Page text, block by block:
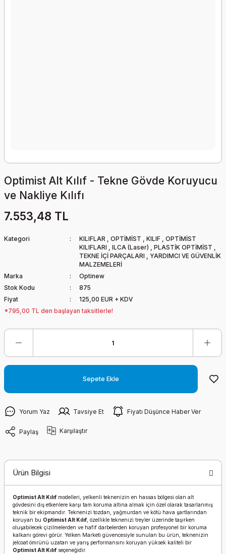
Optimist Alt Kılıf - Tekne Gövde Koruyucu
ve Nakliye Kılıfı
7.553,48 TL
Kategori KILIFLAR , OPTİMİST , KILIF , OPTİMİST
KILIFLARI , ILCA (Laser) , PLASTİK OPTİMİST ,
TEKNE İÇİ PARÇALARI , YARDIMCI VE GÜVENLİK
MALZEMELERİ
Marka
Optinew
Stok Kodu
875
Fiyat
125,00 EUR + KDV
*795,00 TL den başlayan taksitlerle!
Sepete Ekle
Yorum Yaz Tavsiye Et Fiyatı Düşünce Haber Ver
Paylaş Karşılaştır
Ürün Bilgisi
Optimist Alt Kılıf modelleri, yelkenli teknenizin en hassas bölgesi olan alt
gövdesini dış etkenlere karşı tam koruma altına almak için özel olarak tasarlanmış
teknik bir ekipmandır. Teknenizi tozdan, yağmurdan ve kötü hava şartlarından
koruyan bu Optimist Alt Kılıf , özellikle teknenizi treyler üzerinde taşırken
oluşabilecek çizilmelerden ve hafif darbelerden koruyan profesyonel bir koruma
kalkanı görevi görür. Yelken Marketi güvencesiyle sunulan bu ürün, teknenizin
jelcoat ömrünü uzatan ve yarış performansını koruyan yüksek kaliteli bir
Optimist Alt Kılıf seçeneğidir.